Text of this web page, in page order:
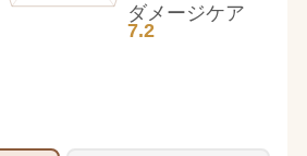
ダメージケア
7.2